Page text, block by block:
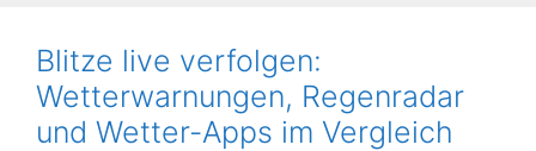
Blitze live verfolgen:
Wetterwarnungen, Regenradar
und Wetter-Apps im Vergleich